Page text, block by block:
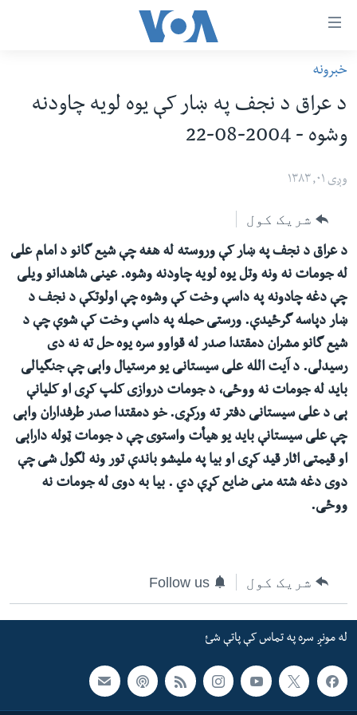
رسي
وړ
اتصالات
متن
شئ
عمومي
لارښود
ته
لاړ
شئ
لټون
ځای
لاړ
شئ
افغانستان
سیمه
امریکا
ښځې او نجونې
ځوانان
د بیان ازادي
روغتیا
سرمقاله
له مونږ سره په تماس کې پاتې شئ
ژبې
خبرونه
د عراق د نجف په ښار کې یوه لویه چاودنه
وشوه - 2004-08-22
وږی ۰۱, ۱۳۸۳
شریک کول
د عراق د نجف په ښار کې وروسته له هغه چې شیع گانو د امام علی
له جومات نه ونه وتل یوه لویه چاودنه وشوه. عینی شاهدانو ویلی
چې دغه چادونه په داسې وخت کې وشوه چې اولوتکې د نجف د
ښار دپاسه گرځیدې. ورستی حمله په داسې وخت کې شوې چې د
شیع گانو مشران دمقتدا صدر له قواوو سره یوه حل ته نه دی
رسیدلی. د آیت الله علی سیستانی یو مرستیال واېی چې جنگیالی
باید له جومات نه ووځی، د جومات دروازی کلپ کړی او کلیانې
ېی د علی سیستانی دفتر ته ورکړی. خو دمقتدا صدر طرفداران واېی
چې علی سیستانې باید یو هیأت واستوی چې د جومات ټوله داراېی
او قیمتی اثار قید کړی او بیا په ملیشو باندې تور ونه لگول شی چې
دوی دغه شته منی ضایع کړې دي . بیا به دوی له جومات نه
ووځی.
شریک کول Follow us
له مونږ سره په تماس کې پاتې شئ